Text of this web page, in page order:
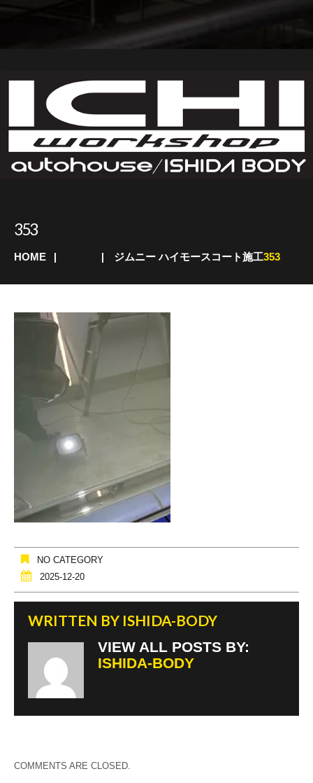
353
HOME ジムニー ハイモースコート施工353
NO CATEGORY
2025-12-20
WRITTEN BY ISHIDA-BODY
VIEW ALL POSTS BY:
ISHIDA-BODY
COMMENTS ARE CLOSED.